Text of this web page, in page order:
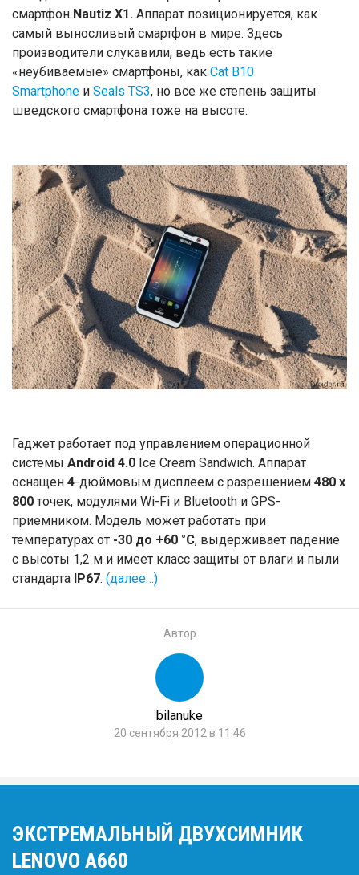
смартфон Nautiz X1. Аппарат позиционируется, как
самый выносливый смартфон в мире. Здесь
производители слукавили, ведь есть такие
«неубиваемые» смартфоны, как Cat B10
Smartphone и Seals TS3, но все же степень защиты
шведского смартфона тоже на высоте.
Гаджет работает под управлением операционной
системы Android 4.0 Ice Cream Sandwich. Аппарат
оснащен 4-дюймовым дисплеем с разрешением 480 x
800 точек, модулями Wi-Fi и Bluetooth и GPS-
приемником. Модель может работать при
температурах от -30 до +60 °C, выдерживает падение
с высоты 1,2 м и имеет класс защиты от влаги и пыли
стандарта IP67. (далее…)
Автор
bilanuke
20 сентября 2012 в 11:46
ЭКСТРЕМАЛЬНЫЙ ДВУХСИМНИК
LENOVO A660